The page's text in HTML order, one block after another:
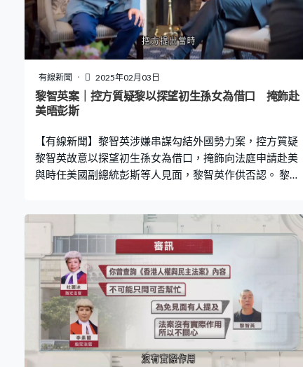
在盤問下承認早前作供沒有說真話。 對於2020年初一直與
李永達傳送訊息、更新初選進度，又曾經邀請李卓人和林
卓廷等用膳，黎智英承認是想知道初選的發展，所以邀約
飯局詢問，但不記得具體對話內容。 陳梓華之後向黎智英
發送一份名單，指朱凱廸、何桂藍、黃之鋒等人不接受初
選約束，黎智英回覆「我們」要處理這個問題。法官杜麗
冰關注「我們」的字眼，控方亦質疑初選這個話題並非陳
組織、不清楚細節。 至於Mark S
有線新聞 2025年02月03日
黎智英案｜控方質疑黎以探望初生孫女為借口 掩飾赴
美晤彭斯
【有線新聞】黎智英涉嫌串謀勾結外國勢力案，控方質疑
黎智英故意以探望初生孫女為借口，掩飾向法庭申請赴美
與時任美國副總統彭斯等人見面，黎智英作供否認。 黎智
人會面。黎智英當時牽涉刑事恐嚇案，獲准保釋但不可以
離港，他曾申請更改條件，稱想到美國探望初生孫女，以
及處理《蘋果日報》和加拿大的酒店生意事務，但沒有提
及要見美國官員。 控方關注黎智英曾指希望女兒在幾日內
誕下孫女取得出世紙，令他的申請可以有正當性，質疑黎
智英故意以此為借口掩飾。黎智英否認稱行程主要目的是
見孫女，認為自己有足夠理由，與官員見面並非大事，亦
不構成勾結外國勢力。控方再質疑黎智英明知國安法立法
決定已獲通過，仍然繼續游說美國政府，黎智英稱是自己